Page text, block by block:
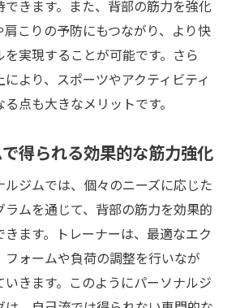
きます。また、背部の筋力を強化
こりの予防にもつながり、より快
実現することが可能です。さら
より、スポーツやアクティビティ
点も大きなメリットです。
得られる効果的な筋力強化
ジムでは、個々のニーズに応じた
ラムを通じて、背部の筋力を効果的
ます。トレーナーは、最適なエク
ォームや負荷の調整を行いなが
きます。このようにパーソナルジ